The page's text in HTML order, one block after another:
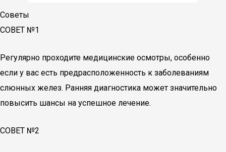
Советы
СОВЕТ №1
Регулярно проходите медицинские осмотры, особенно
если у вас есть предрасположенность к заболеваниям
слюнных желез. Ранняя диагностика может значительно
повысить шансы на успешное лечение.
СОВЕТ №2